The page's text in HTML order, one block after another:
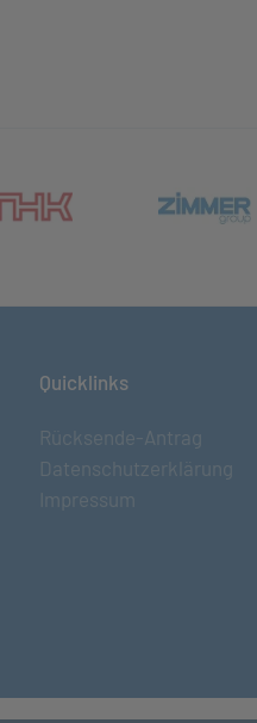
(öffnet in neuem Tab)
Quicklinks
Rücksende-Antrag
Datenschutzerklärung
Impressum